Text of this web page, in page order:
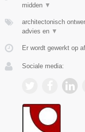
midden ▼
architectonisch
advies en ▼
Er wordt gewerkt op
Sociale media: